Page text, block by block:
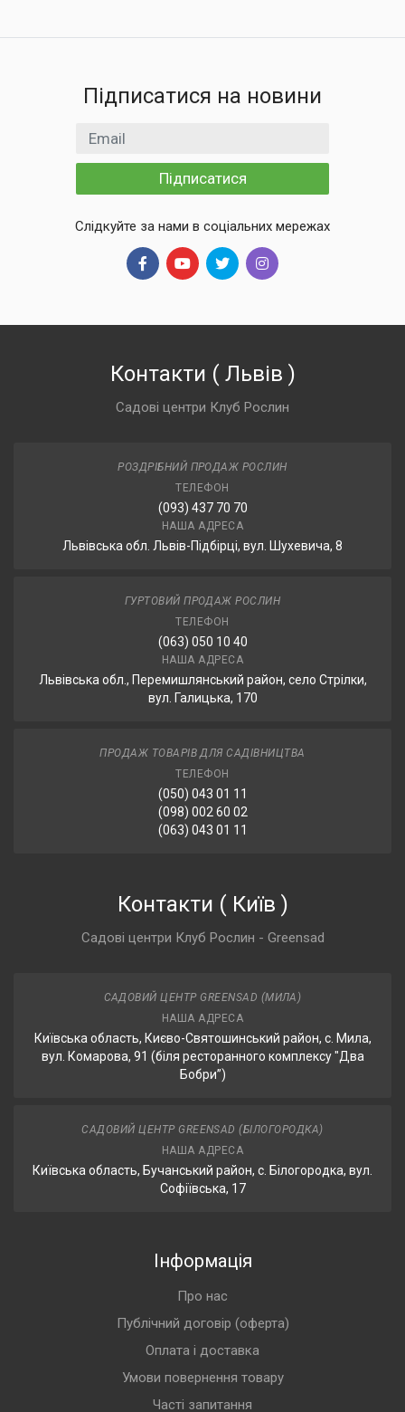
Підписатися на новини
Email
Підписатися
Слідкуйте за нами в соціальних мережах
Контакти ( Львів )
Садові центри Клуб Рослин
РОЗДРІБНИЙ ПРОДАЖ РОСЛИН
ТЕЛЕФОН
(093) 437 70 70
НАША АДРЕСА
Львівська обл. Львів-Підбірці, вул. Шухевича, 8
ГУРТОВИЙ ПРОДАЖ РОСЛИН
ТЕЛЕФОН
(063) 050 10 40
НАША АДРЕСА
Львівська обл., Перемишлянський район, село Стрілки,
вул. Галицька, 170
ПРОДАЖ ТОВАРІВ ДЛЯ САДІВНИЦТВА
ТЕЛЕФОН
(050) 043 01 11
(098) 002 60 02
(063) 043 01 11
Контакти ( Київ )
Садові центри Клуб Рослин - Greensad
САДОВИЙ ЦЕНТР GREENSAD (МИЛА)
НАША АДРЕСА
Київська область, Києво-Святошинський район, с. Мила,
вул. Комарова, 91 (біля ресторанного комплексу "Два
Бобри”)
САДОВИЙ ЦЕНТР GREENSAD (БІЛОГОРОДКА)
НАША АДРЕСА
Київська область, Бучанський район, с. Білогородка, вул.
Софіївська, 17
Інформація
Про нас
Публічний договір (оферта)
Оплата і доставка
Умови повернення товару
Часті запитання